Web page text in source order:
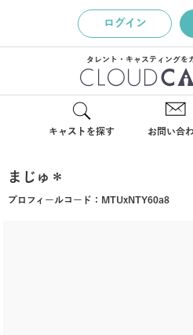
ログイン
タレント・キャスティングを
キャストを探す お問い合
まじゅ＊
プロフィールコード： MTUxNTY60a8